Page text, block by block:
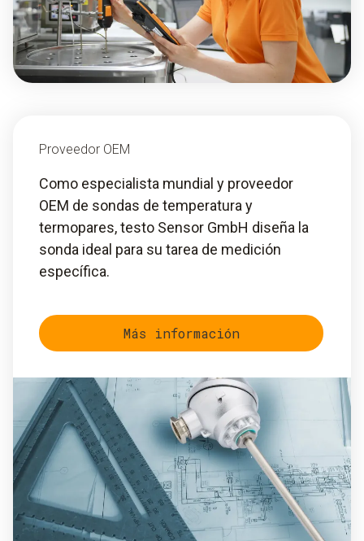
Proveedor OEM
Como especialista mundial y proveedor
OEM de sondas de temperatura y
termopares, testo Sensor GmbH diseña la
sonda ideal para su tarea de medición
específica.
Más información